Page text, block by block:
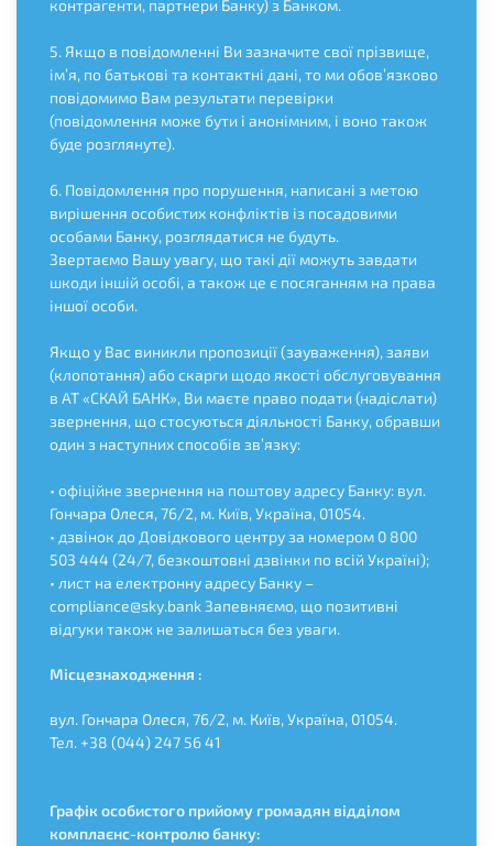
контрагенти, партнери Банку) з Банком.
5. Якщо в повідомленні Ви зазначите свої прізвище,
ім’я, по батькові та контактні дані, то ми обов’язково
повідомимо Вам результати перевірки
(повідомлення може бути і анонімним, і воно також
буде розглянуте).
6. Повідомлення про порушення, написані з метою
вирішення особистих конфліктів із посадовими
особами Банку, розглядатися не будуть.
Звертаємо Вашу увагу, що такі дії можуть завдати
шкоди іншій особі, а також це є посяганням на права
іншої особи.
Якщо у Вас виникли пропозиції (зауваження), заяви
(клопотання) або скарги щодо якості обслуговування
в АТ «СКАЙ БАНК», Ви маєте право подати (надіслати)
звернення, що стосуються діяльності Банку, обравши
один з наступних способів зв’язку:
• офіційне звернення на поштову адресу Банку: вул.
Гончара Олеся, 76/2, м. Київ, Україна, 01054.
• дзвінок до Довідкового центру за номером 0 800
503 444 (24/7, безкоштовні дзвінки по всій Україні);
• лист на електронну адресу Банку –
compliance@sky.bank Запевняємо, що позитивні
відгуки також не залишаться без уваги.
Місцезнаходження :
вул. Гончара Олеся, 76/2, м. Київ, Україна, 01054.
Тел. +38 (044) 247 56 41
Графік особистого прийому громадян відділом
комплаєнс-контролю банку: